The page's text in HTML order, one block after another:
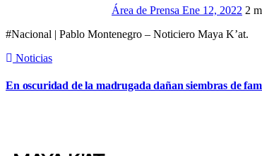
Área de Prensa Ene 12, 2022 2
#Nacional | Pablo Montenegro – Noticiero Maya K’at.
Noticias
En oscuridad de la madrugada dañan siembras de